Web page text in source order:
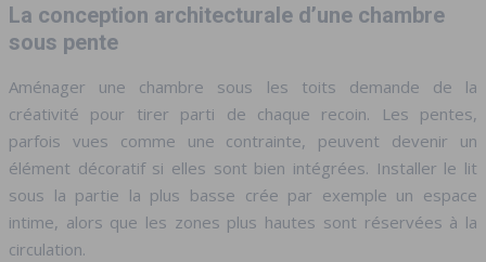
La conception architecturale d’une chambre
sous pente
Aménager une chambre sous les toits demande de la
créativité pour tirer parti de chaque recoin. Les pentes,
parfois vues comme une contrainte, peuvent devenir un
élément décoratif si elles sont bien intégrées. Installer le lit
sous la partie la plus basse crée par exemple un espace
intime, alors que les zones plus hautes sont réservées à la
circulation.